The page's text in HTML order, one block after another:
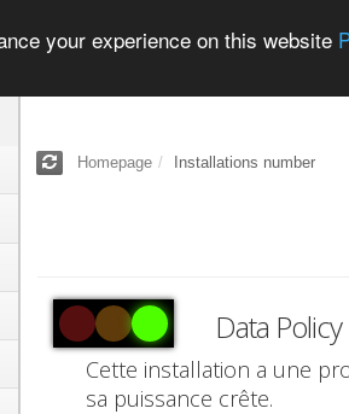
your experience on this website
Homepage Installations number
Data
Cette installation a une
sa puissance crête.